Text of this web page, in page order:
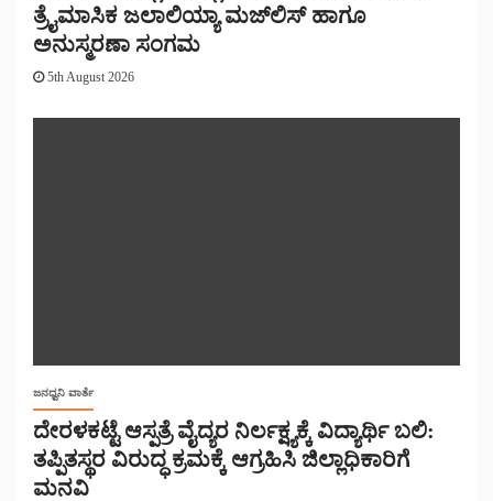
ತ್ರೈಮಾಸಿಕ ಜಲಾಲಿಯ್ಯಾ ಮಜ್‌‌ಲಿಸ್‌‌ ಹಾಗೂ
ಅನುಸ್ಮರಣಾ ಸಂಗಮ
5th August 2026
ಜನಧ್ವನಿ ವಾರ್ತೆ
ದೇರಳಕಟ್ಟೆ ಆಸ್ಪತ್ರೆ ವೈದ್ಯರ ನಿರ್ಲಕ್ಷ್ಯಕ್ಕೆ ವಿದ್ಯಾರ್ಥಿ ಬಲಿ:
ತಪ್ಪಿತಸ್ಥರ ವಿರುದ್ಧ ಕ್ರಮಕ್ಕೆ ಆಗ್ರಹಿಸಿ ಜಿಲ್ಲಾಧಿಕಾರಿಗೆ
ಮನವಿ